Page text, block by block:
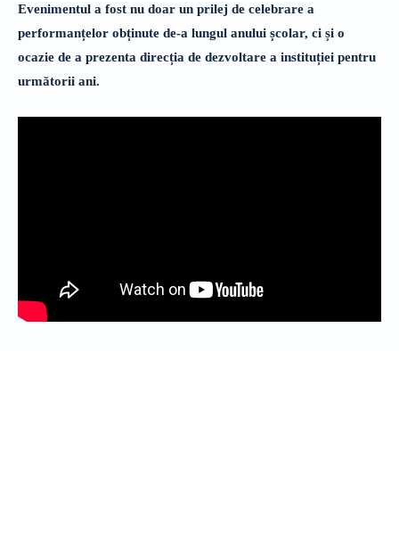
Evenimentul a fost nu doar un prilej de celebrare a
performanțelor obținute de-a lungul anului școlar, ci și o
ocazie de a prezenta direcția de dezvoltare a instituției pentru
următorii ani.